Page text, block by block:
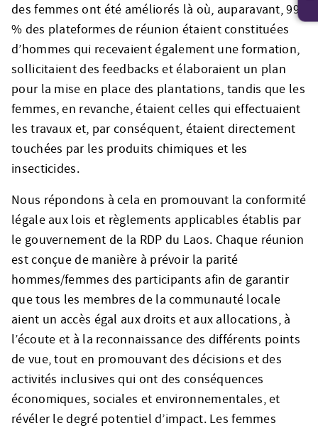
des femmes ont été améliorés là où, auparavant, 99
% des plateformes de réunion étaient constituées
d’hommes qui recevaient également une formation,
sollicitaient des feedbacks et élaboraient un plan
pour la mise en place des plantations, tandis que les
femmes, en revanche, étaient celles qui effectuaient
les travaux et, par conséquent, étaient directement
touchées par les produits chimiques et les
insecticides.
Nous répondons à cela en promouvant la conformité
légale aux lois et règlements applicables établis par
le gouvernement de la RDP du Laos. Chaque réunion
est conçue de manière à prévoir la parité
hommes/femmes des participants afin de garantir
que tous les membres de la communauté locale
aient un accès égal aux droits et aux allocations, à
l’écoute et à la reconnaissance des différents points
de vue, tout en promouvant des décisions et des
activités inclusives qui ont des conséquences
économiques, sociales et environnementales, et
révéler le degré potentiel d’impact. Les femmes